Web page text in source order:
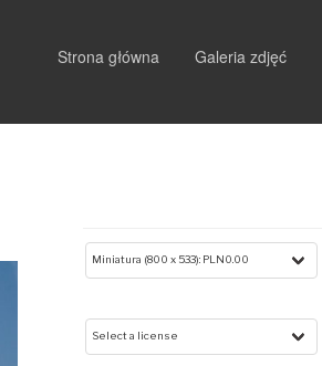
Strona główna Galeria zdjęć